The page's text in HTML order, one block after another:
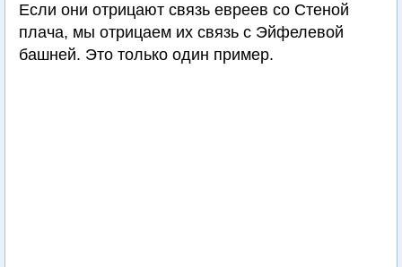
Если они отрицают связь евреев со Стеной
плача, мы отрицаем их связь с Эйфелевой
башней. Это только один пример.